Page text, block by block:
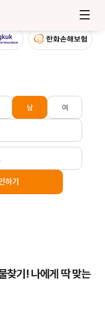
남 여
하기
찾기! 나에게 딱 맞는